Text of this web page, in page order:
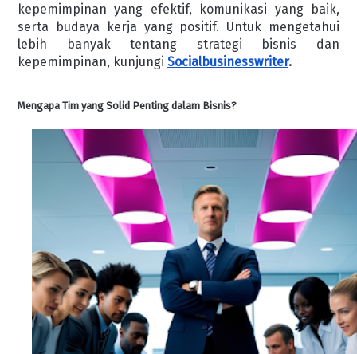
kepemimpinan yang efektif, komunikasi yang baik,
serta budaya kerja yang positif. Untuk mengetahui
lebih banyak tentang strategi bisnis dan
kepemimpinan, kunjungi Socialbusinesswriter.
Mengapa Tim yang Solid Penting dalam Bisnis?